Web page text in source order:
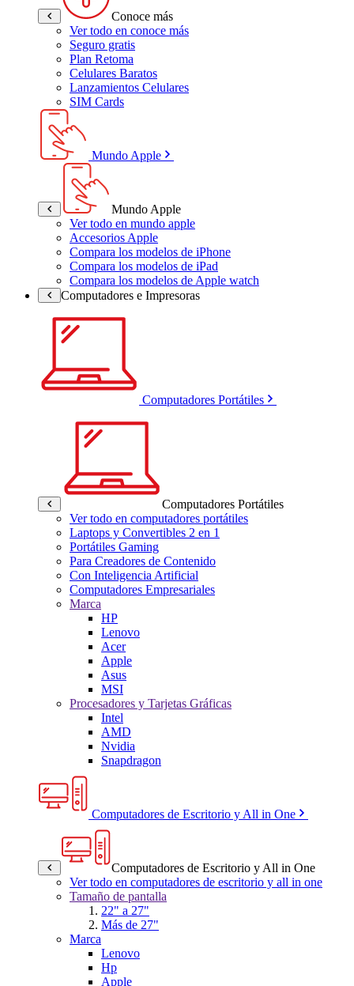
Conoce más
Ver todo en conoce más
Seguro gratis
Plan Retoma
Celulares Baratos
Lanzamientos Celulares
SIM Cards
Mundo Apple
Mundo Apple
Ver todo en mundo apple
Accesorios Apple
Compara los modelos de iPhone
Compara los modelos de iPad
Compara los modelos de Apple watch
Computadores e Impresoras
Computadores Portátiles
Computadores Portátiles
Ver todo en computadores portátiles
Laptops y Convertibles 2 en 1
Portátiles Gaming
Para Creadores de Contenido
Con Inteligencia Artificial
Computadores Empresariales
Marca
HP
Lenovo
Acer
Apple
Asus
MSI
Procesadores y Tarjetas Gráficas
Intel
AMD
Nvidia
Snapdragon
Computadores de Escritorio y All in One
Computadores de Escritorio y All in One
Ver todo en computadores de escritorio y all in one
Tamaño de pantalla
22" a 27"
Más de 27"
Marca
Lenovo
Hp
Apple